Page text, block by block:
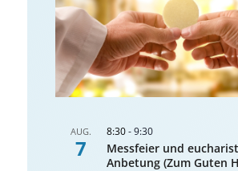
AUG.
7
8:30-9:30
Messfeier und
Anbetung (Zum Guten